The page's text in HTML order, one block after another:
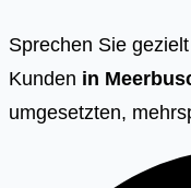
Sprechen Sie
Kunden in
umgesetzten,